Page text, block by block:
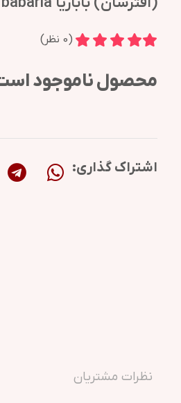
(
0 نظر)
محصول ناموجود
اشتراک گذاری:
نظرات مشتریان